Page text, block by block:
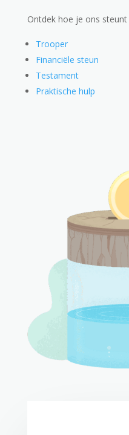
Ontdek hoe je ons steunt
Trooper
Financiële steun
Testament
Praktische hulp